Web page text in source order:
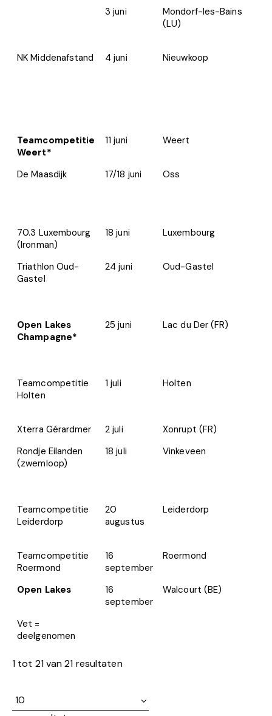
3 juni
Mondorf-les-Bains
(LU)
NK Middenafstand 4 juni Nieuwkoop
Teamcompetitie
Weert*
11 juni Weert
De Maasdijk 17/18 juni Oss
70.3 Luxembourg
(Ironman)
18 juni Luxembourg
Triathlon Oud-
Gastel
24 juni Oud-Gastel
Open Lakes
Champagne*
25 juni Lac du Der (FR)
Teamcompetitie
Holten
1 juli Holten
Xterra Gérardmer 2 juli Xonrupt (FR)
Rondje Eilanden
(zwemloop)
18 juli Vinkeveen
Teamcompetitie
Leiderdorp
20
augustus
Leiderdorp
Teamcompetitie
Roermond
16
september
Roermond
Open Lakes
16
september
Walcourt (BE)
Vet =
deelgenomen
1 tot 21 van 21 resultaten